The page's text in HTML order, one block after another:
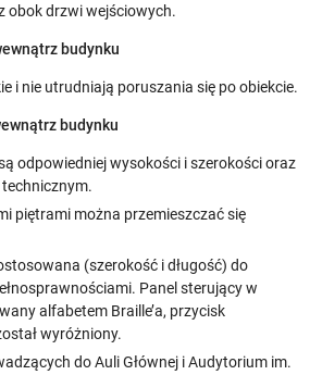
obok drzwi wejściowych.
budynku
i nie utrudniają poruszania się po obiekcie.
budynku
odpowiedniej wysokości i szerokości oraz
piętrami można przemieszczać się
(szerokość i długość) do
Panel sterujący w
alfabetem Braille’a, przycisk
wyróżniony.
do Auli Głównej i Audytorium im.